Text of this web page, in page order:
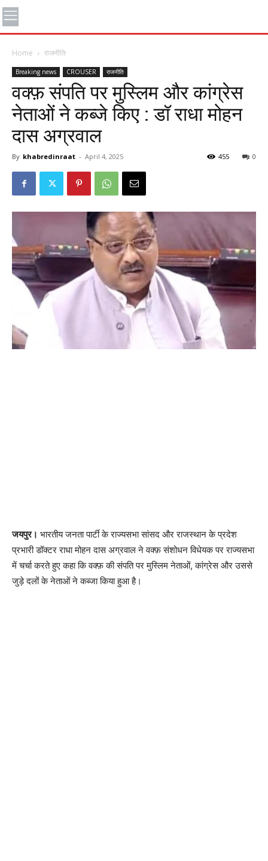
Home राजनीति
Breaking news CROUSER राजनीति
वक्फ़ संपति पर मुस्लिम और कांग्रेस
नेताओं ने कब्जे किए : डॉ राधा मोहन
दास अग्रवाल
By khabredinraat - April 4, 2025 0
455
जयपुर। भारतीय जनता पार्टी के राज्यसभा सांसद और राजस्थान के प्रदेश
प्रभारी डॉक्टर राधा मोहन दास अग्रवाल ने वक्फ़ संशोधन विधेयक पर राज्यसभा
में चर्चा करते हुए कहा कि वक्फ़ की संपति पर मुस्लिम नेताओं, कांग्रेस और उससे
जुड़े दलों के नेताओं ने कब्जा किया हुआ है।